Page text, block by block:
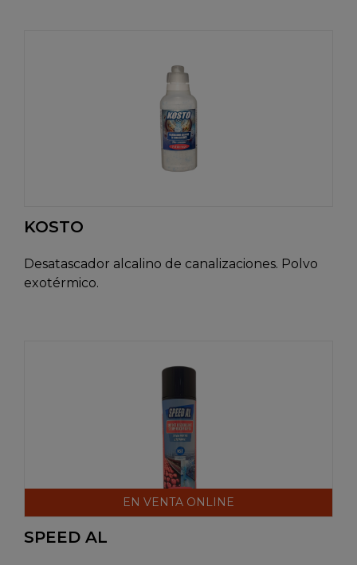
KOSTO
Desatascador alcalino de canalizaciones. Polvo
exotérmico.
EN VENTA ONLINE
SPEED AL